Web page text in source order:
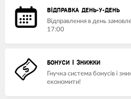
ВІДПРАВКА ДЕНЬ-У-ДЕНЬ
Відправлення в день
17:00
БОНУСИ І ЗНИЖКИ
Гнучка система бонусів і
економити!